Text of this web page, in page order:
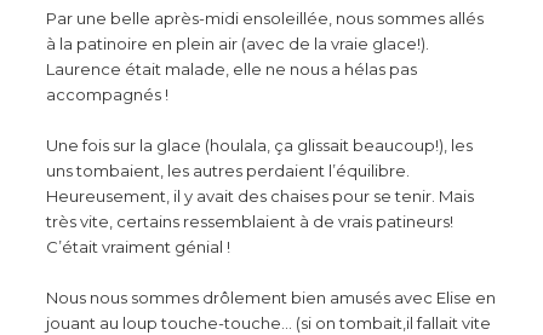
Par une belle après-midi ensoleillée, nous sommes allés
à la patinoire en plein air (avec de la vraie glace!).
Laurence était malade, elle ne nous a hélas pas
accompagnés !
Une fois sur la glace (houlala, ça glissait beaucoup!), les
uns tombaient, les autres perdaient l’équilibre.
Heureusement, il y avait des chaises pour se tenir. Mais
très vite, certains ressemblaient à de vrais patineurs!
C’était vraiment génial !
Nous nous sommes drôlement bien amusés avec Elise en
jouant au loup touche-touche… (si on tombait,il fallait vite